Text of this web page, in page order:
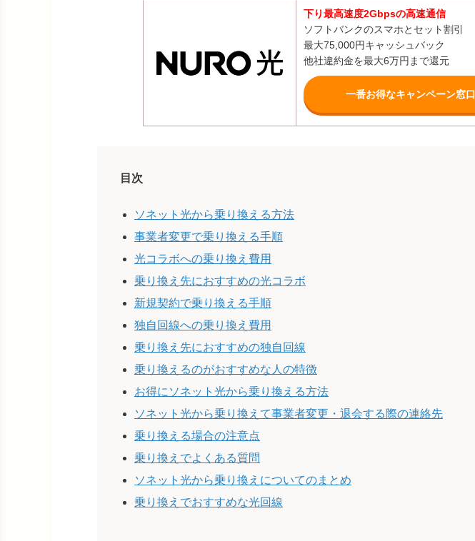
下り最高速度2Gbpsの高速通信
ソフトバンクのスマホとセット割引
最大75,000円キャッシュバック
他社違約金を最大6万円まで還元
一番お得なキャンペーン窓口
目次
ソネット光から乗り換える方法
事業者変更で乗り換える手順
光コラボへの乗り換え費用
乗り換え先におすすめの光コラボ
新規契約で乗り換える手順
独自回線への乗り換え費用
乗り換え先におすすめの独自回線
乗り換えるのがおすすめな人の特徴
お得にソネット光から乗り換える方法
ソネット光から乗り換えて事業者変更・退会する際の連絡先
乗り換える場合の注意点
乗り換えでよくある質問
ソネット光から乗り換えについてのまとめ
乗り換えでおすすめな光回線